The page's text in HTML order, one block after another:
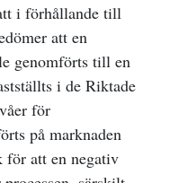
i förhållande till
att en
genomförts till en
i de Riktade
för
på marknaden
för att en negativ